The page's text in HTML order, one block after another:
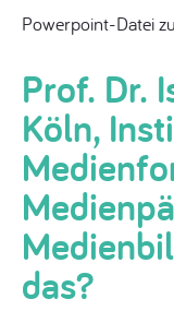
Powerpoint-Datei
Prof. Dr.
Köln,
das?